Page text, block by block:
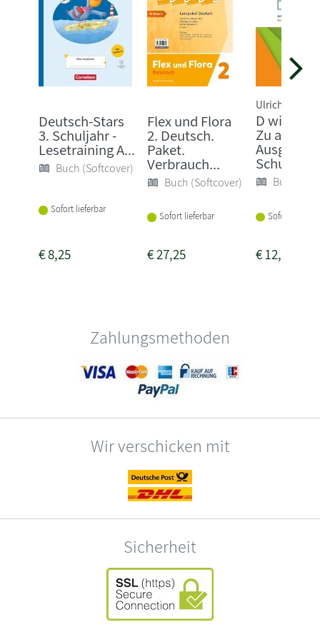
Deutsch-Stars
3. Schuljahr -
Lesetraining A...
Buch (Softcover)
Sofort lieferbar
€8,25
Flex und Flora
2. Deutsch.
Paket.
Verbrauch...
Buch (Softcover)
Sofort lieferbar
€27,25
Ulrich Deters
D wie
Zu allen
Ausgaben
Schulj...
Buch
Sofort
€12,25
Zahlungsmethoden
Wir verschicken mit
Sicherheit